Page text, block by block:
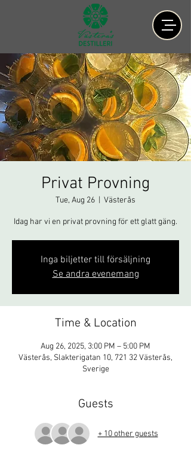
Privat Provning
Tue, Aug 26 Västerås
Idag har vi en privat provning för ett glatt gäng.
Inga biljetter till försäljning
Se andra evenemang
Time & Location
Aug 26, 2025, 3:00 PM – 5:00 PM
Västerås, Slakterigatan 10, 721 32 Västerås,
Sverige
Guests
+ 10 other guests